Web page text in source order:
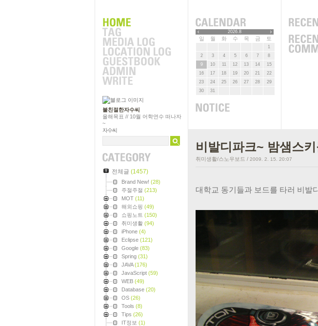
불친절한자수씨
올해목표 // 10월 어학연수 떠나자
~
자수씨
전체글 (1457)
Brand New! (28)
주절주절 (213)
MOT (11)
해외쇼핑 (49)
쇼핑노트 (150)
취미생활 (94)
iPhone (4)
Eclipse (121)
Google (83)
Spring (31)
JAVA(176)
JavaScript (59)
WEB (49)
Database (20)
OS (26)
Tools (8)
Tips (26)
IT정보 (1)
2026.8
일 월 화 수 목 금 토
1
2
3 4 5 6 7
8
9
10 11 12 13 14
15
16
17 18 19 20 21
22
23
24 25 26 27 28
29
30
31
비발디파크~ 밤샘스
취미생활/스노우보드 / 2009. 2. 15. 20:07
대학교 동기들과 보드를 타러 비발